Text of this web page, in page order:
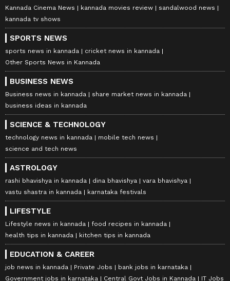
Kannada Cinema News kannada movies review
sandalwood news
kannada tv shows
SPORTS NEWS
sports news in kannada
cricket news in kannada
Other Sports News in Kannada
BUSINESS NEWS
Business news in kannada
share market news in kannada
business ideas in kannada
SCIENCE & TECHNOLOGY
technology news in kannada
mobile tech news
science and tech news
ASTROLOGY
rashi bhavishya in kannada dina bhavishya
vara bhavishya
vastu shastra in kannada
karnataka festivals
LIFESTYLE
Lifestyle news in kannada
food recipes in kannada
health tips in kannada
kitchen tips in kannada
EDUCATION & CAREER
job news in kannada Private Jobs
bank jobs in karnataka
Government jobs in karnataka
Central Govt Jobs in Kannada IT Jobs